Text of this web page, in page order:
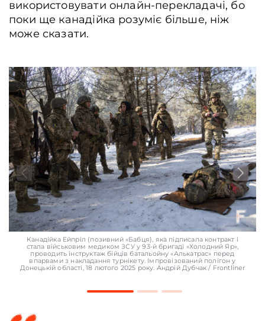
використовувати онлайн-перекладачі, бо
поки ще канадійка розуміє більше, ніж
може сказати.
Канадійка Ейпріл (позивний «Бабця), яка підписала контракт і
стала військовим медиком ЗСУ у 93-й бригаді «Холодний Яр»,
проводить інструктаж бійців батальойну «Алькатрас» перед
впарвами з накладання турнікету. Імпровізований полігон у
Донецькій області, 18 лютого 2025 року. Андрій Дубчак / Frontliner